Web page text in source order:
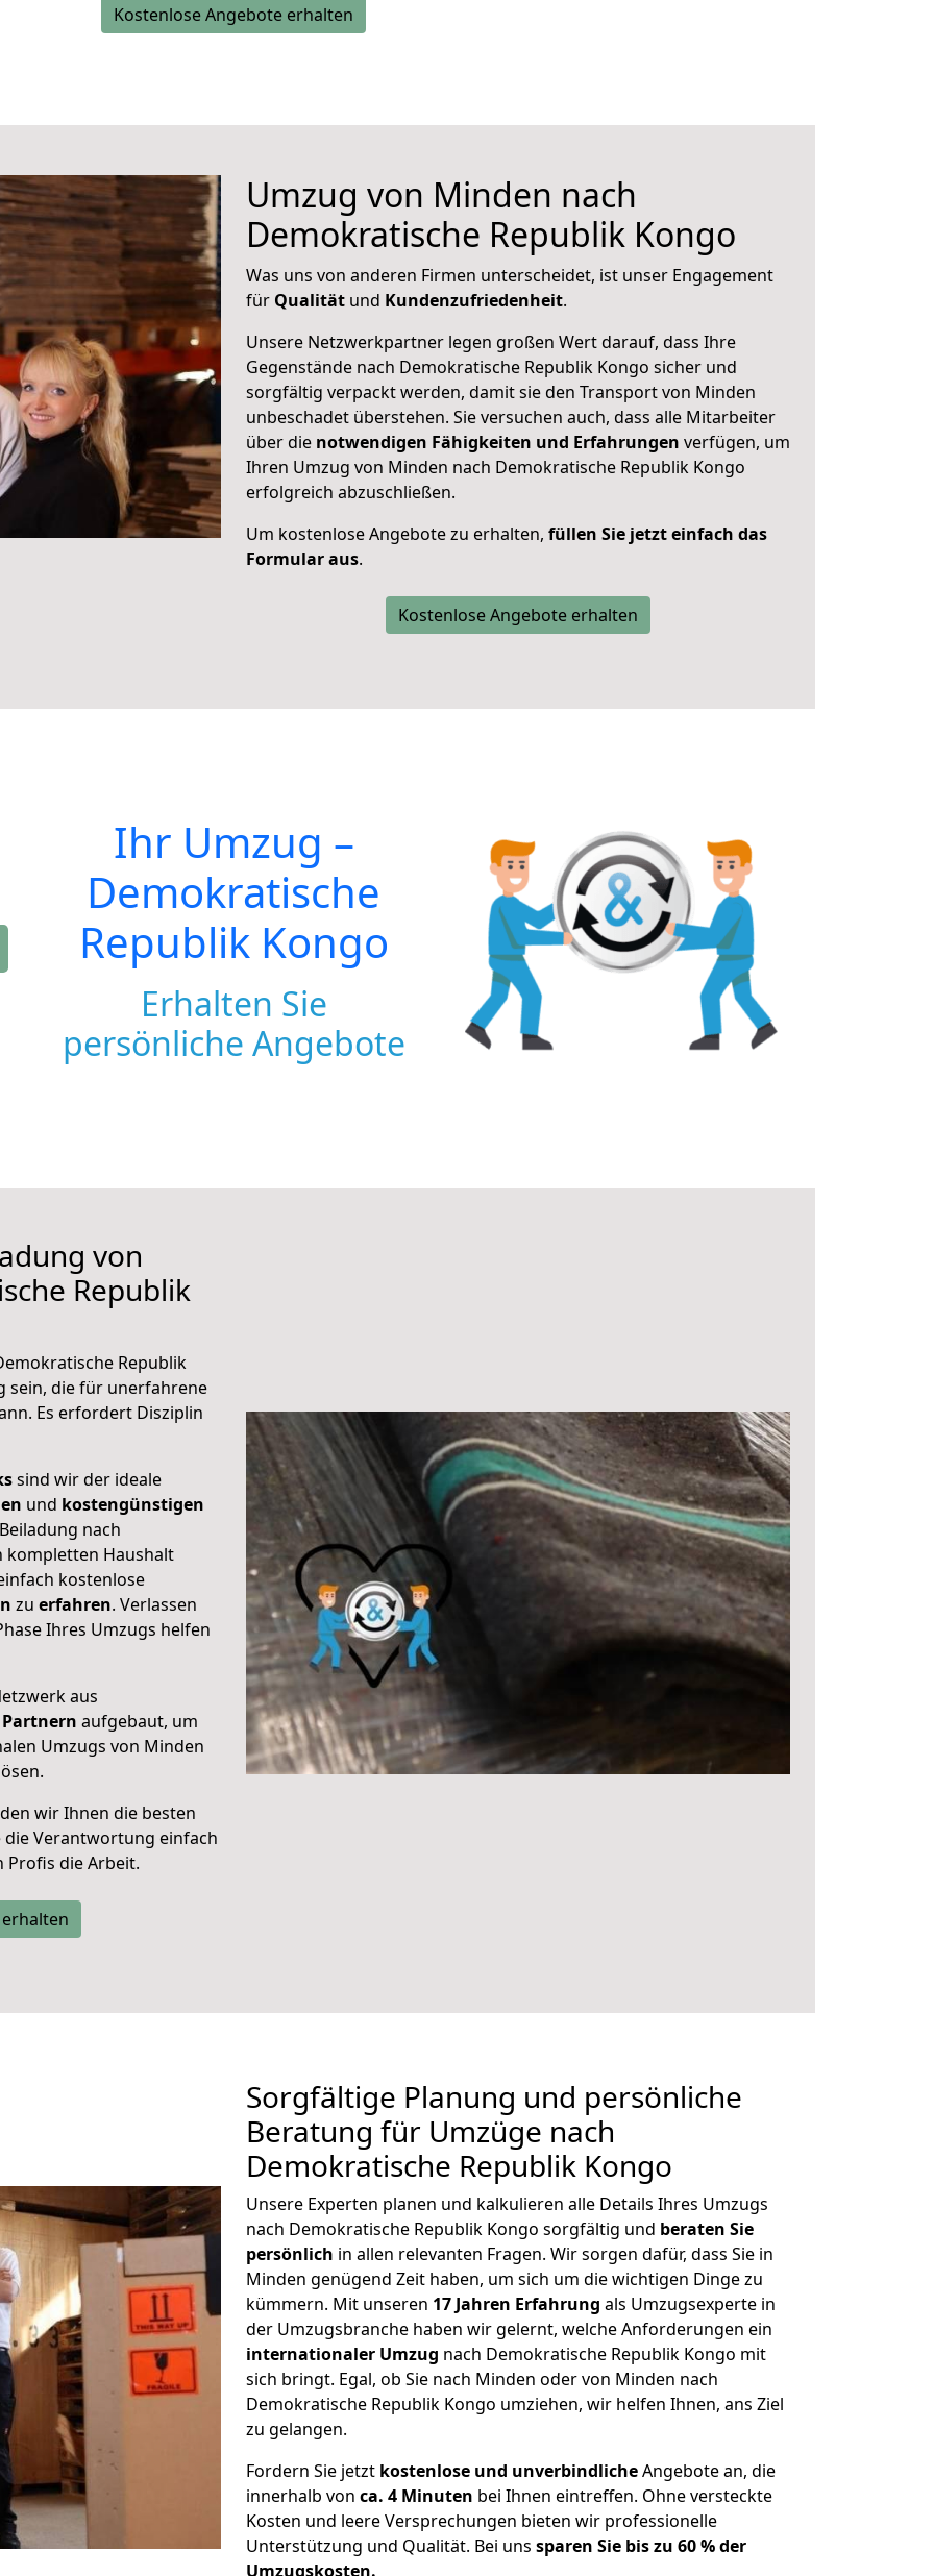
Kostenlose Angebote erhalten
Umzug von Minden nach
Demokratische Republik Kongo
Was uns von anderen Firmen unterscheidet, ist unser Engagement
für Qualität und Kundenzufriedenheit.
Unsere Netzwerkpartner legen großen Wert darauf, dass Ihre
Gegenstände nach Demokratische Republik Kongo sicher und
sorgfältig verpackt werden, damit sie den Transport von Minden
unbeschadet überstehen. Sie versuchen auch, dass alle Mitarbeiter
über die notwendigen Fähigkeiten und Erfahrungen verfügen, um
Ihren Umzug von Minden nach Demokratische Republik Kongo
erfolgreich abzuschließen.
Um kostenlose Angebote zu erhalten, füllen Sie jetzt einfach das
Formular aus.
Kostenlose Angebote erhalten
Ihr Umzug –
Demokratische
Republik Kongo
Erhalten Sie
persönliche Angebote
von
Republik
Republik
sein, die für unerfahrene
Es erfordert Disziplin
sind wir der ideale
und kostengünstigen
nach
kompletten Haushalt
kostenlose
zu erfahren. Verlassen
Ihres Umzugs helfen
aus
aufgebaut, um
Umzugs von Minden
wir Ihnen die besten
die Verantwortung einfach
Profis die Arbeit.
Sorgfältige Planung und persönliche
Beratung für Umzüge nach
Demokratische Republik Kongo
Unsere Experten planen und kalkulieren alle Details Ihres Umzugs
nach Demokratische Republik Kongo sorgfältig und beraten Sie
persönlich in allen relevanten Fragen. Wir sorgen dafür, dass Sie in
Minden genügend Zeit haben, um sich um die wichtigen Dinge zu
kümmern. Mit unseren 17 Jahren Erfahrung als Umzugsexperte in
der Umzugsbranche haben wir gelernt, welche Anforderungen ein
internationaler Umzug nach Demokratische Republik Kongo mit
sich bringt. Egal, ob Sie nach Minden oder von Minden nach
Demokratische Republik Kongo umziehen, wir helfen Ihnen, ans Ziel
zu gelangen.
Fordern Sie jetzt kostenlose und unverbindlicheAngebote an, die
innerhalb von ca. 4 Minuten bei Ihnen eintreffen. Ohne versteckte
Kosten und leere Versprechungen bieten wir professionelle
Unterstützung und Qualität. Bei uns sparen Sie bis zu 60 % der
Umzugskosten.